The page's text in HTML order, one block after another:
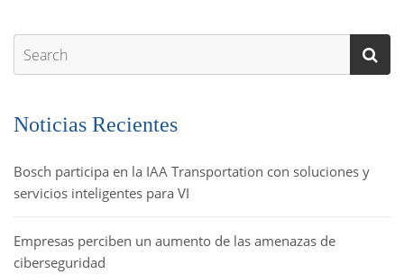
Noticias Recientes
Bosch participa en la IAA Transportation con soluciones y
servicios inteligentes para VI
Empresas perciben un aumento de las amenazas de
ciberseguridad